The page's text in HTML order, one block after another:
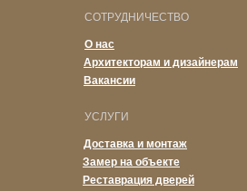
Реставрация дверей
Замер на объекте
Доставка и монтаж
УСЛУГИ
Вакансии
Архитекторам и дизайнерам
О нас
СОТРУДНИЧЕСТВО